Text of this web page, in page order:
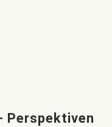
Perspektiven